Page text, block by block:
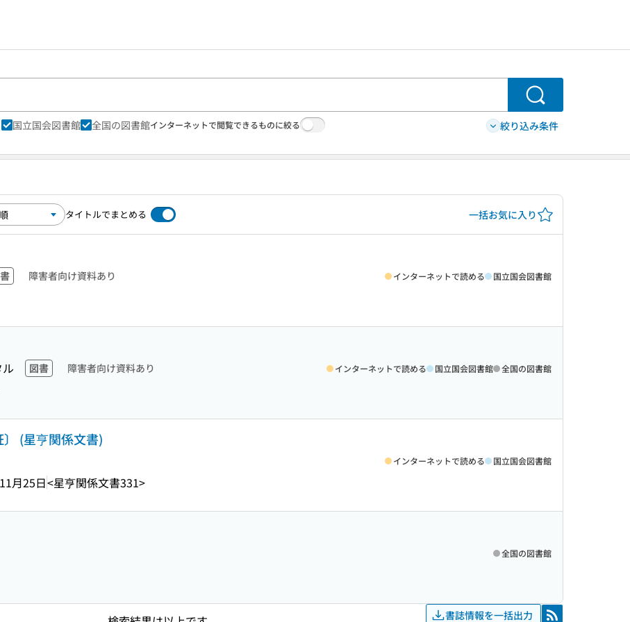
検索
国立国会図書館 全国の図書館インターネットで閲覧できるものに絞る 絞り込み条件
タイトルでまとめる 一括お気に入り
障害者向け資料あり インターネットで読める 国立国会図書館
図書 障害者向け資料あり インターネットで読める 国立国会図書館 全国の図書館
(星亨関係文書)
月25日<星亨関係文書331>
インターネットで読める 国立国会図書館
全国の図書館
書誌情報を一括出力